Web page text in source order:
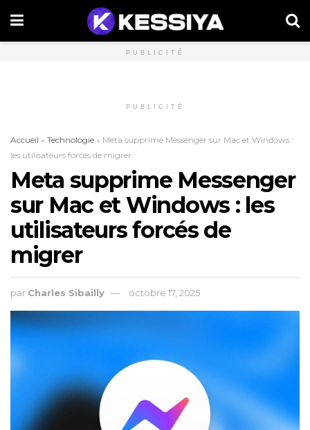
PUBLICITÉ
PUBLICITÉ
Accueil » Technologie » Meta supprime Messenger sur Mac et Windows :
les utilisateurs forcés de migrer
Meta supprime Messenger
sur Mac et Windows : les
utilisateurs forcés de
migrer
par Charles Sibailly octobre 17, 2025